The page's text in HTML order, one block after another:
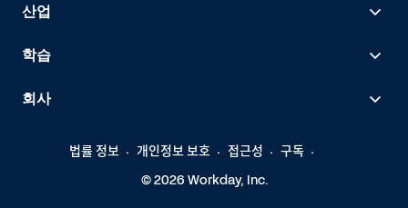
산업
학습
회사
법률 정보 개인정보 보호 접근성
구독
© 2026 Workday, Inc.